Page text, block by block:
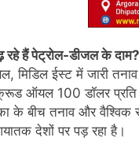
रहे हैं पेट्रोल-डीजल के दाम?
मिडिल ईस्ट में जारी
ऑयल 100 डॉलर प्रति
के बीच तनाव और वैश्विक
देशों पर पड़ रहा है।